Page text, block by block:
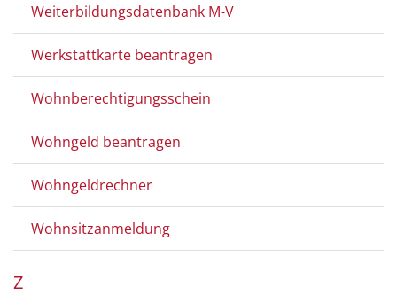
Weiterbildungsdatenbank M-V
Werkstattkarte beantragen
Wohnberechtigungsschein
Wohngeld beantragen
Wohngeldrechner
Wohnsitzanmeldung
Z